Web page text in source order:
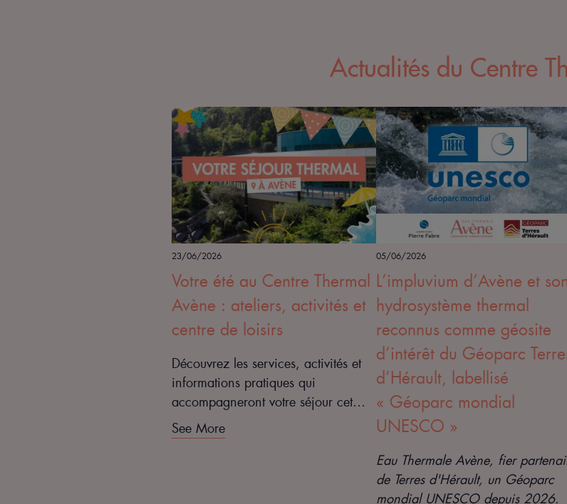
Actualités du Centre
23/06/2026
Votre été au Centre Thermal
Avène : ateliers, activités et
centre de loisirs
Découvrez les services, activités et
informations pratiques qui
accompagneront votre séjour cet
été.
See More
05/06/2026
L’impluvium d’Avène et
hydrosystème thermal
reconnus comme géosite
d’intérêt du Géoparc
d’Hérault, labellisé
« Géoparc mondial
UNESCO »
Eau Thermale Avène, fier
de Terres d'Hérault, un Géoparc
mondial UNESCO depuis 2026.